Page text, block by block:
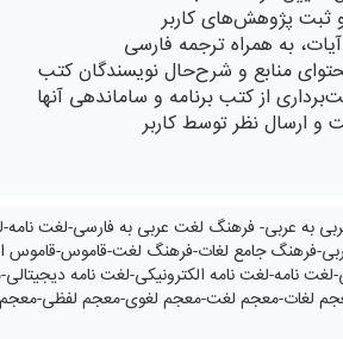
ثبت پژوهش‌های کاربر
به همراه ترجمه فارسی
منابع و شرح‌حال نویسندگان کتب
از کتب برنامه و ساماندهی آنها
و ارسال نظر توسط کاربر
عربی- فرهنگ لغت عربی به فارسی-لغت نامه-
فرهنگ جامع لغات-فرهنگ لغت-قاموس-قاموس
نامه-لغت نامه الکترونیکی-لغت نامه
معجم لغت-معجم لغوی-معجم لفظی-معجم